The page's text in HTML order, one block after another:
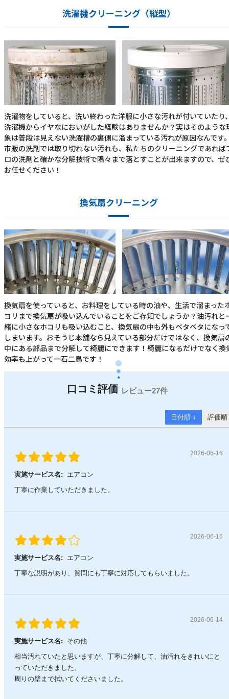
洗濯機クリーニング（縦型）
洗濯物をしていると、洗い終わった洋服に小さな汚れが付いていたり
洗濯機からイヤなにおいがした経験はありませんか？実はそのような
象は普段は見えない洗濯槽の裏側に溜まっている汚れが原因なんです
市販の洗剤では取り切れない汚れも、私たちのクリーニングであれば
ロの洗剤と確かな分解技術で隅々まで落とすことが出来ますので、ぜ
お任せください！
換気扇クリーニング
換気扇を使っていると、お料理をしている時の油や、生活で溜まった
コリまで換気扇が吸い込んでいることをご存知でしょうか？油汚れと
緒に小さなホコリも吸い込むこと、換気扇の中も外もベタベタになっ
しまいます。おそうじ本舗なら見えている部分だけではなく、換気扇
中にある部品まで分解して綺麗にできます！綺麗になるだけでなく換
効率も上がって一石二鳥です！
27件
日付順 ↓ 評価順
2026-06-16
実施サービス名:
エアコン
丁寧に作業していただきました。
2026-06-16
実施サービス名:
エアコン
丁寧な説明があり、質問にも丁寧に対応してもらいました。
2026-06-14
実施サービス名:
その他
相当汚れていたと思いますが、丁寧に分解して、油汚れをきれいにと
っていただきました。
周りの壁まで拭いてくださいました。